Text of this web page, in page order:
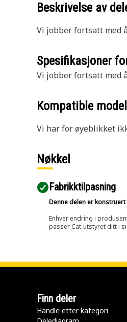
Beskrivelse av
Vi jobber fortsatt med
Spesifikasjoner
Vi jobber fortsatt med
Kompatible
Vi har for øyeblikket
Nøkkel
Fabrikktilpasning
Denne delen er
Enhver endring i
passer Cat-utstyret ditt i
Finn deler
Handle etter kategori